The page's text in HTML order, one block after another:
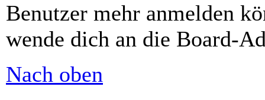
Benutzer mehr anmelden
wende dich an die Board-
Nach oben